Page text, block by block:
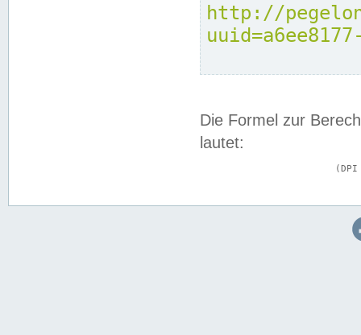
http://
Die Formel zur
lautet: